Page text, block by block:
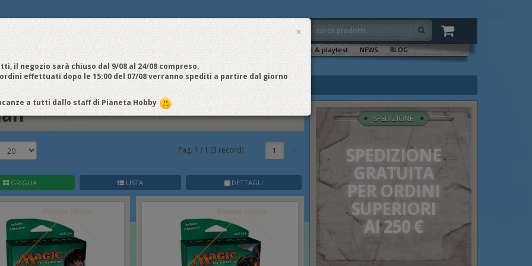
Chi Siamo Vantaggi Aiuto Metodi di pagamento Sala tornei & playtest NEWS
BLOG
/ REGISTRATI
Pag. 1 / 1 (3 record) 1
GRIGLIA LISTA DETTAGLI
SPEDIZIONE
SPEDIZIONE
GRATUITA
PER ORDINI
SUPERIORI
AI 250 €
×
il negozio sarà chiuso dal 9/08 al 24/08 compreso.
effettuati dopo le 15:00 del 07/08 verranno spediti a partire dal giorno
a tutti dallo staff di Pianeta Hobby